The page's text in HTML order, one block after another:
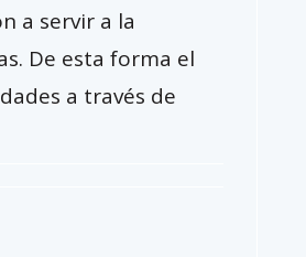
a servir a la
De esta forma el
a través de